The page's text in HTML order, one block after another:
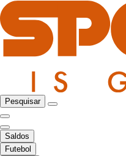
Pesquisar
Saldos
Futebol